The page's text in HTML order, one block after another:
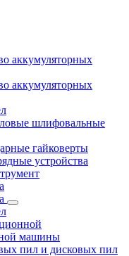
аккумуляторных
аккумуляторных
шлифовальные
гайковерты
устройства
машины
пил и дисковых пил